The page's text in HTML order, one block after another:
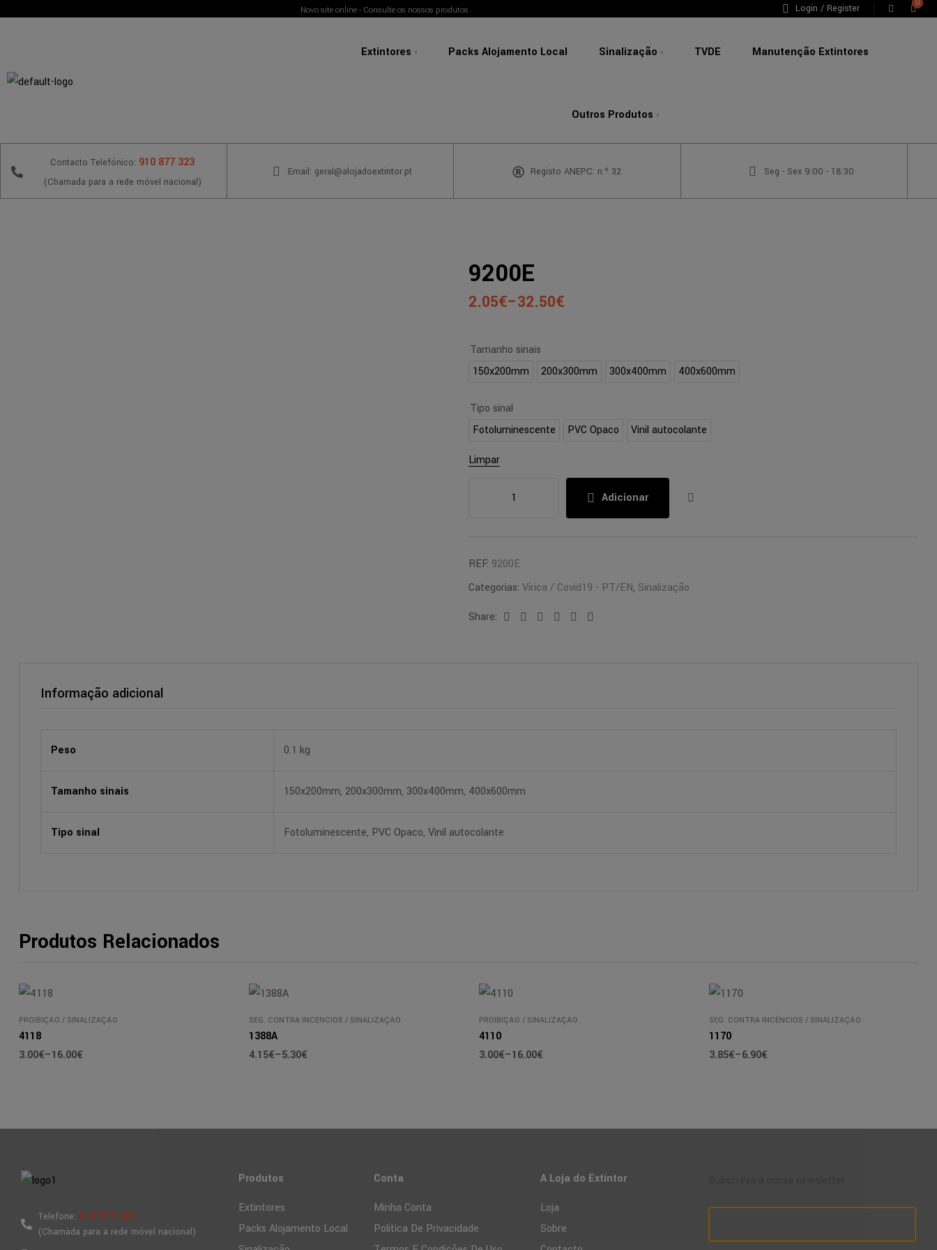
Novo site online - Consulte os nossos produtos Login / Register
0
Extintores Packs Alojamento Local Sinalização TVDE Manutenção Extintores
Outros Produtos
Contacto Telefónico: 910 877 323
(Chamada para a rede móvel nacional)
Email: geral@alojadoextintor.pt Registo ANEPC: n.º 32 Seg - Sex 9:00 - 18:30
9200E
2.05€–32.50€
Tamanho sinais
150x200mm
200x300mm 300x400mm 400x600mm
Tipo sinal
Fotoluminescente
PVC Opaco Vinil autocolante
Limpar
Adicionar
REF: 9200E
Categorias: Vírica / Covid19 - PT/EN, Sinalização
Share:
Facebook
TwitterLinkedinGoogle+Pinterest
Informação adicional
Peso 0.1 kg
Tamanho sinais 150x200mm, 200x300mm, 300x400mm, 400x600mm
Tipo sinal Fotoluminescente, PVC Opaco, Vinil autocolante
Produtos Relacionados
PROÍBIÇÃO / SINALIZAÇÃO
4118
3.00€–16.00€
SEG. CONTRA INCÊNCIOS / SINALIZAÇÃO
1388A
4.15€–5.30€
PROÍBIÇÃO / SINALIZAÇÃO
4110
3.00€–16.00€
SEG. CONTRA INCÊNCIOS / SINALIZAÇÃO
1170
3.85€–6.90€
Telefone: 910 877 323
(Chamada para a rede móvel nacional)
Produtos
Extintores
Packs Alojamento Local
Conta
Minha Conta
Política De Privacidade
A Loja do Extintor
Loja
Sobre